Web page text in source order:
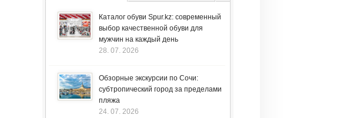
Каталог обуви Spur.kz: современный
выбор качественной обуви для
мужчин на каждый день
28. 07. 2026
Обзорные экскурсии по Сочи:
субтропический город за пределами
пляжа
24. 07. 2026